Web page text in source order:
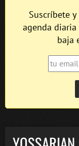
Suscríbete
agenda
baja